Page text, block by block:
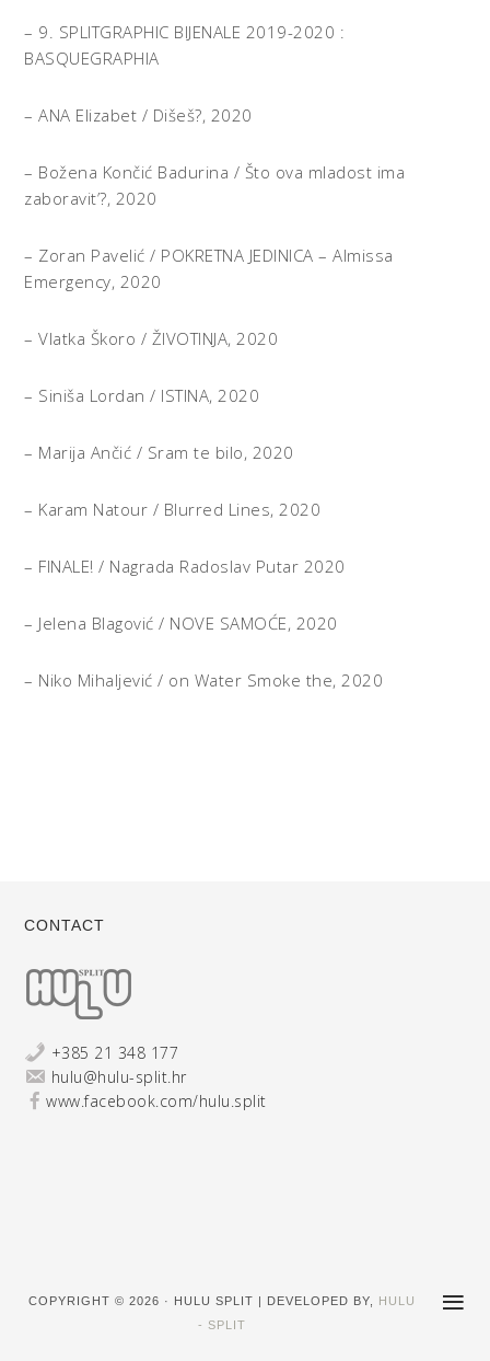
– 9. SPLITGRAPHIC BIJENALE 2019-2020 :
BASQUEGRAPHIA
– ANA Elizabet / Dišeš?, 2020
– Božena Končić Badurina / Što ova mladost ima
zaboravit’?, 2020
– Zoran Pavelić / POKRETNA JEDINICA – Almissa
Emergency, 2020
– Vlatka Škoro / ŽIVOTINJA, 2020
– Siniša Lordan / ISTINA, 2020
– Marija Ančić / Sram te bilo, 2020
– Karam Natour / Blurred Lines, 2020
– FINALE! / Nagrada Radoslav Putar 2020
– Jelena Blagović / NOVE SAMOĆE, 2020
– Niko Mihaljević / on Water Smoke the, 2020
CONTACT
+385 21 348 177
hulu@hulu-split.hr
www.facebook.com/hulu.split
COPYRIGHT © 2026 · HULU SPLIT | DEVELOPED BY,
HULU
- SPLIT